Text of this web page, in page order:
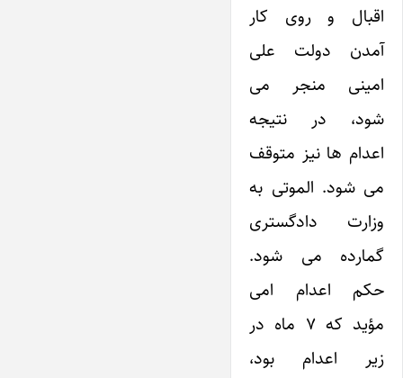
اقبال و روی کار
آمدن دولت علی
امینی منجر می
شود، در نتیجه
اعدام ها نیز متوقف
می شود. الموتی به
وزارت دادگستری
گمارده می شود.
حکم اعدام امی
مؤید که ۷ ماه در
زیر اعدام بود،